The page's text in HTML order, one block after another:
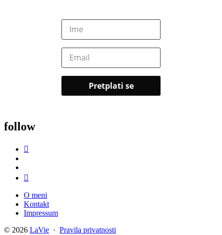
follow
O meni
Kontakt
Impressum
© 2026 LaVie · Pravila privatnosti